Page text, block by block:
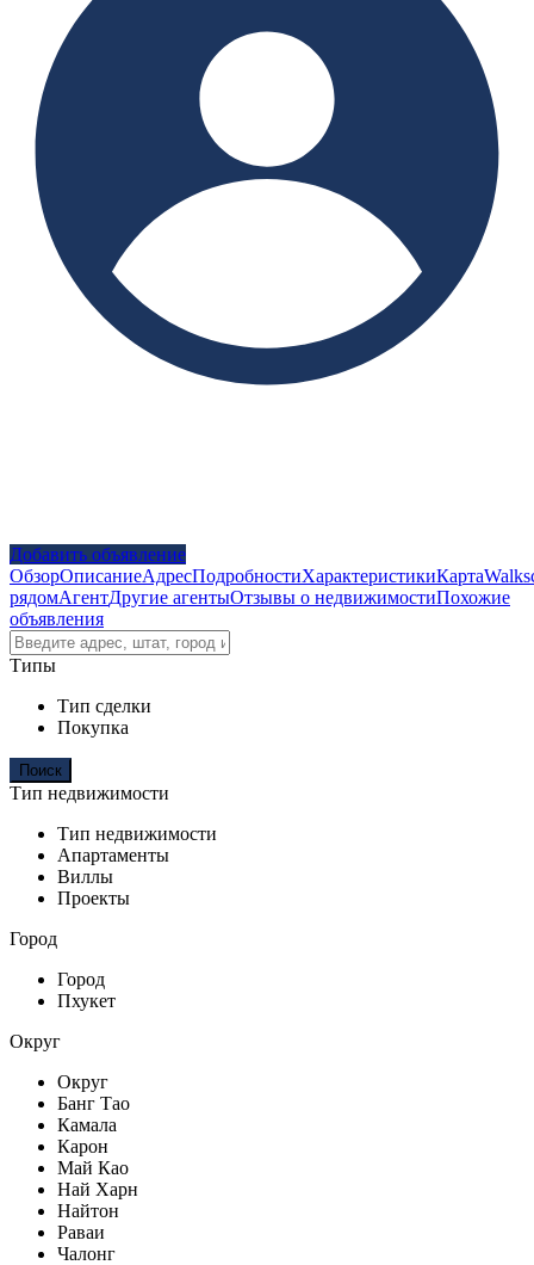
Добавить объявление
ОбзорОписаниеАдресПодробностиХарактеристикиКарта
рядомАгентДругие агентыОтзывы о недвижимостиПохожие
объявления
Типы
Тип сделки
Покупка
Тип недвижимости
Тип недвижимости
Апартаменты
Виллы
Проекты
Город
Город
Пхукет
Округ
Округ
Банг Тао
Камала
Карон
Май Као
Най Харн
Найтон
Раваи
Чалонг